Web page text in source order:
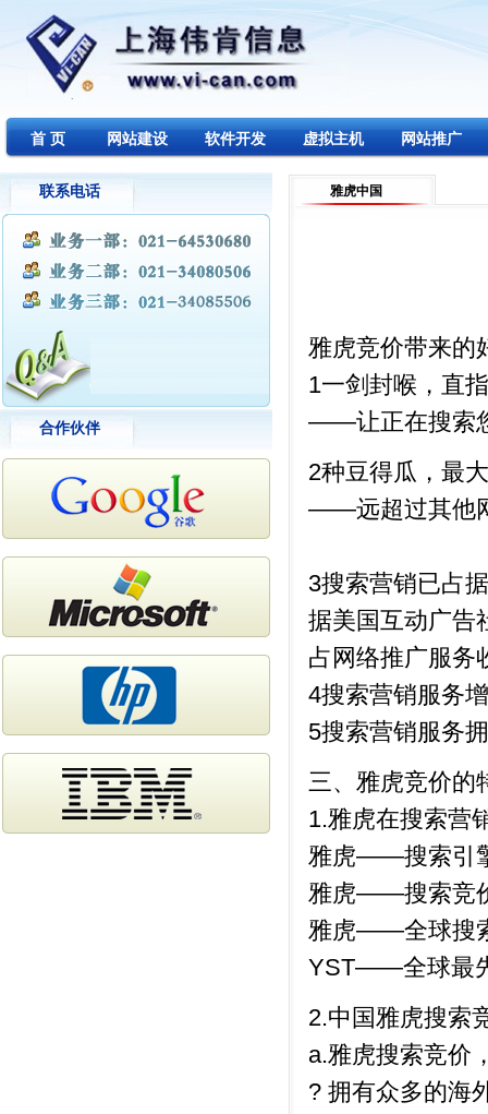
首 页 网站建设 软件开发 虚拟主机 网站推广
联系电话
合作伙伴
雅虎中国
雅虎竞价带来的
1一剑封喉，直
——让正在搜索
2种豆得瓜，最
——远超过其他
3搜索营销已占
据美国互动广告
占网络推广服务
4搜索营销服务
5搜索营销服务
三、雅虎竞价的
1.雅虎在搜索营
雅虎——搜索引
雅虎——搜索竞
雅虎——全球搜
YST——全球最
2.中国雅虎搜索
a.雅虎搜索竞价
? 拥有众多的海